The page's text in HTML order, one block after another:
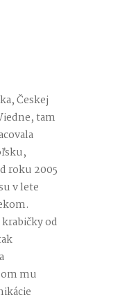
Českej
tam
roku 2005
v lete
od
mu